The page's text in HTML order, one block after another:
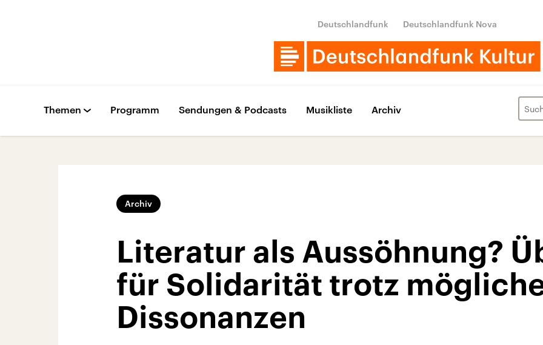
Deutschlandfunk Deutschlandfunk Nova
Themen Programm Sendungen & Podcasts Musikliste Archiv
Archiv
Literatur als Aussöhnung?
für Solidarität trotz
Dissonanzen